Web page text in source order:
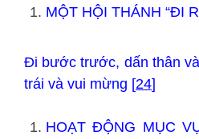
MỘT HỘI THÁNH “ĐI
Đi bước trước, dấn thân
trái và vui mừng [24]
HOẠT ĐỘNG MỤC